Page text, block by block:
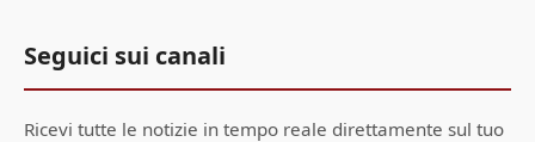
Seguici sui canali
Ricevi tutte le notizie in tempo reale direttamente sul tuo